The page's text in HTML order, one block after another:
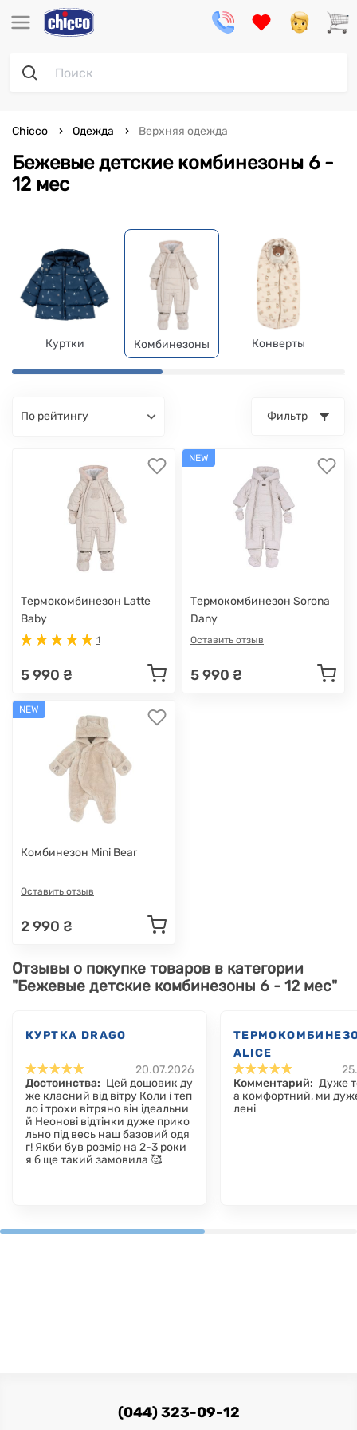
Бежевые детские комбинезоны 6 -
12 мес
Chicco Одежда Верхняя одежда
Куртки Комбинезоны Конверты
по рейтингу Фильтр
Термокомбинезон Latte
Baby
1
5 990 ₴
NEW
Термокомбинезон Sorona
Dany
Оставить отзыв
5 990 ₴
NEW
Комбинезон Mini Bear
Оставить отзыв
2 990 ₴
Отзывы о покупке товаров в категории
"Бежевые детские комбинезоны 6 - 12 мес"
КУРТКА DRAGO
20.07.2026
Достоинства: Цей дощовик ду
же класний від вітру Коли і теп
ло і трохи вітряно він ідеальни
й Неонові відтінки дуже прико
льно під весь наш базовий одя
г! Якби був розмір на 2-3 роки
я б ще такий замовила 🥰
ALICE
Комментарий: Дуже
а комфортний, ми
лені
(044) 323-09-12